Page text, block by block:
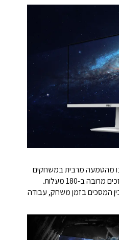
מהטמעה מרבית במשחקים
החדשים ביותר עם תצורת מסכים מרובה ב-180 מעלות.
המסכים בזמן משחק, עבודה